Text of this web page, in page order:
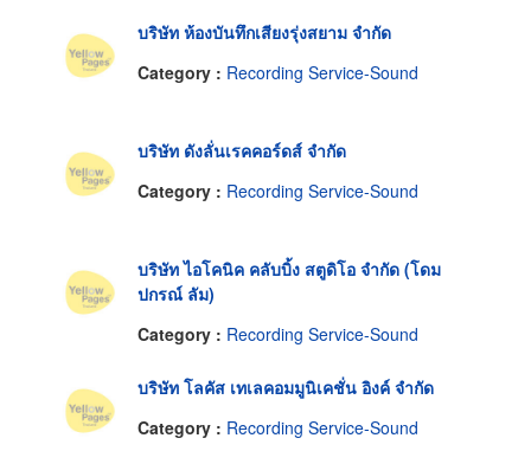
บริษัท ห้องบันทึกเสียงรุ่งสยาม จำกัด
Category : Recording Service-Sound
บริษัท ดังลั่นเรคคอร์ดส์ จำกัด
Category : Recording Service-Sound
บริษัท ไอโคนิค คลับบิ้ง สตูดิโอ จำกัด (โดม
ปกรณ์ ลัม)
Category : Recording Service-Sound
บริษัท โลคัส เทเลคอมมูนิเคชั่น อิงค์ จำกัด
Category : Recording Service-Sound